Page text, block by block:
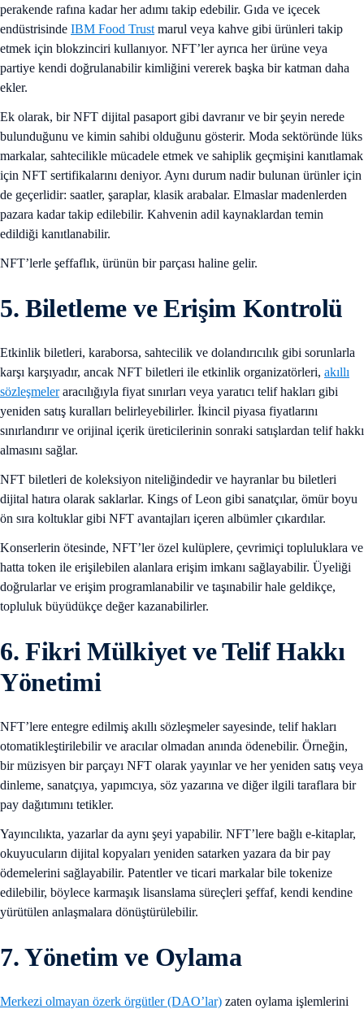
perakende rafına kadar her adımı takip edebilir. Gıda ve içecek
endüstrisinde IBM Food Trust marul veya kahve gibi ürünleri takip
etmek için blokzinciri kullanıyor. NFT’ler ayrıca her ürüne veya
partiye kendi doğrulanabilir kimliğini vererek başka bir katman daha
ekler.
Ek olarak, bir NFT dijital pasaport gibi davranır ve bir şeyin nerede
bulunduğunu ve kimin sahibi olduğunu gösterir. Moda sektöründe lüks
markalar, sahtecilikle mücadele etmek ve sahiplik geçmişini kanıtlamak
için NFT sertifikalarını deniyor. Aynı durum nadir bulunan ürünler için
de geçerlidir: saatler, şaraplar, klasik arabalar. Elmaslar madenlerden
pazara kadar takip edilebilir. Kahvenin adil kaynaklardan temin
edildiği kanıtlanabilir.
NFT’lerle şeffaflık, ürünün bir parçası haline gelir.
5. Biletleme ve Erişim Kontrolü
Etkinlik biletleri, karaborsa, sahtecilik ve dolandırıcılık gibi sorunlarla
karşı karşıyadır, ancak NFT biletleri ile etkinlik organizatörleri, akıllı
sözleşmeleraracılığıyla fiyat sınırları veya yaratıcı telif hakları gibi
yeniden satış kuralları belirleyebilirler. İkincil piyasa fiyatlarını
sınırlandırır ve orijinal içerik üreticilerinin sonraki satışlardan telif hakkı
almasını sağlar.
NFT biletleri de koleksiyon niteliğindedir ve hayranlar bu biletleri
dijital hatıra olarak saklarlar. Kings of Leon gibi sanatçılar, ömür boyu
ön sıra koltuklar gibi NFT avantajları içeren albümler çıkardılar.
Konserlerin ötesinde, NFT’ler özel kulüplere, çevrimiçi topluluklara ve
hatta token ile erişilebilen alanlara erişim imkanı sağlayabilir. Üyeliği
doğrularlar ve erişim programlanabilir ve taşınabilir hale geldikçe,
topluluk büyüdükçe değer kazanabilirler.
6. Fikri Mülkiyet ve Telif Hakkı
Yönetimi
NFT’lere entegre edilmiş akıllı sözleşmeler sayesinde, telif hakları
otomatikleştirilebilir ve aracılar olmadan anında ödenebilir. Örneğin,
bir müzisyen bir parçayı NFT olarak yayınlar ve her yeniden satış veya
dinleme, sanatçıya, yapımcıya, söz yazarına ve diğer ilgili taraflara bir
pay dağıtımını tetikler.
Yayıncılıkta, yazarlar da aynı şeyi yapabilir. NFT’lere bağlı e-kitaplar,
okuyucuların dijital kopyaları yeniden satarken yazara da bir pay
ödemelerini sağlayabilir. Patentler ve ticari markalar bile tokenize
edilebilir, böylece karmaşık lisanslama süreçleri şeffaf, kendi kendine
yürütülen anlaşmalara dönüştürülebilir.
7. Yönetim ve Oylama
Merkezi olmayan özerk örgütler (DAO’lar) zaten oylama işlemlerini